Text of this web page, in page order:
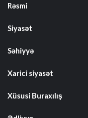
Rəsmi
Siyasət
Səhiyyə
Xarici siyasət
Xüsusi Buraxılış